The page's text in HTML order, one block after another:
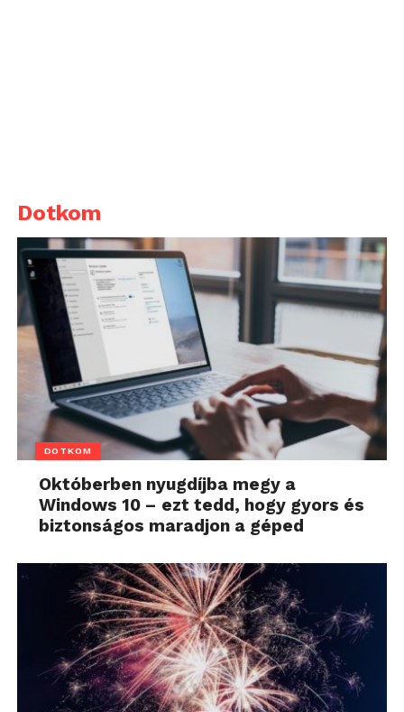
Dotkom
DOTKOM
Októberben nyugdíjba megy a
Windows 10 – ezt tedd, hogy gyors és
biztonságos maradjon a géped